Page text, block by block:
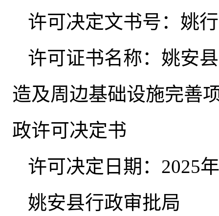
许可决定文书号：姚
许可证书名称：姚安
造及周边基础设施完善
政许可决定书
许可决定日期：2025
姚安县行政审批局